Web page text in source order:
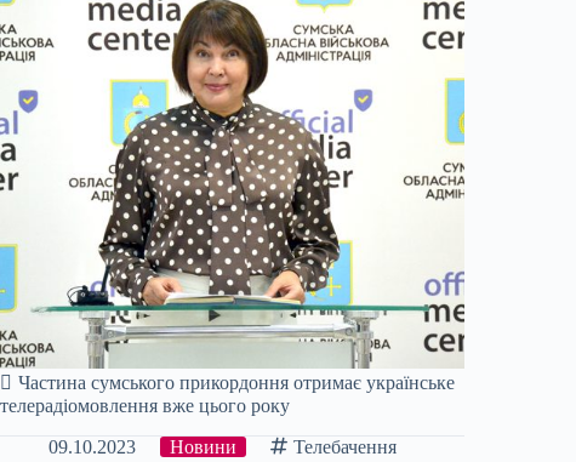
Частина сумського прикордоння отримає українське
телерадіомовлення вже цього року
09.10.2023
Новини Телебачення